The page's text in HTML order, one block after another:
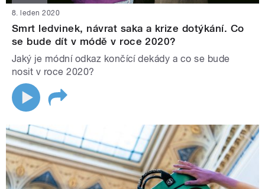
8. leden 2020
Smrt ledvinek, návrat saka a krize dotýkání. Co
se bude dít v módě v roce 2020?
Jaký je módní odkaz končící dekády a co se bude
nosit v roce 2020?